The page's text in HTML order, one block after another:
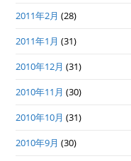
2011年2月 (28)
2011年1月 (31)
2010年12月 (31)
2010年11月 (30)
2010年10月 (31)
2010年9月 (30)